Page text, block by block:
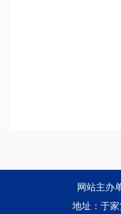
网站主办
地址：于